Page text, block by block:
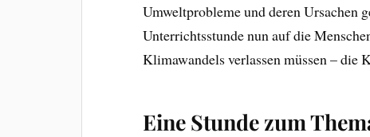
Umweltprobleme und deren Ursachen
Unterrichtsstunde nun auf die
Klimawandels verlassen müssen – die
Eine Stunde zum